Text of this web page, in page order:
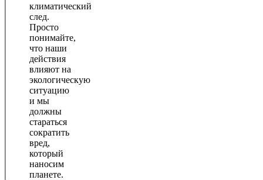
климатический
след.
Просто
понимайте,
что наши
действия
влияют на
экологическую
ситуацию
и мы
должны
стараться
сократить
вред,
который
наносим
планете.